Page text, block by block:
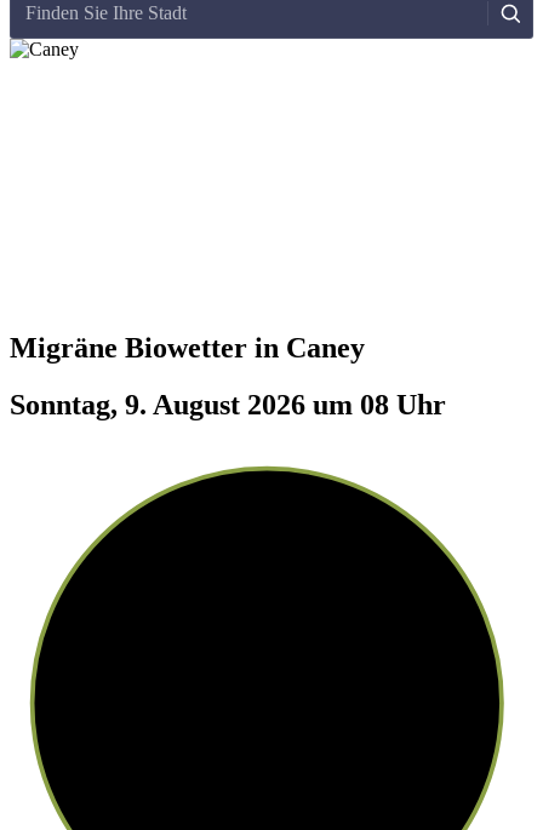
Finden Sie Ihre Stadt
Migräne Biowetter in Caney
Sonntag, 9. August 2026 um 08 Uhr